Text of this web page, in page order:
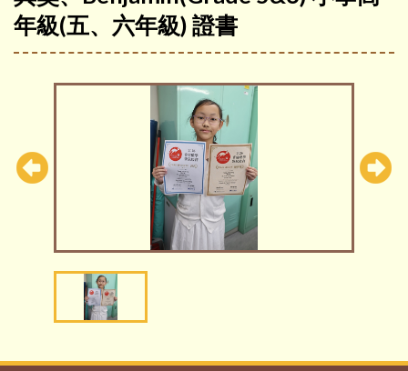
年級(五、六年級) 證書